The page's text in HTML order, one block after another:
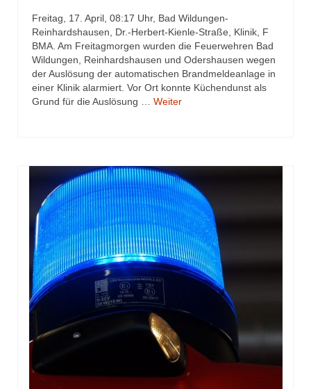
Jahresrückblick 2020
Jahresrückblick 2021
Jahresrückblick 2022
Tag der offenen Tür 2015
Tag der offenen Tür 2018
Tag der offenen Tür 2022
Freitag, 17. April, 08:17 Uhr, Bad Wildungen-
Reinhardshausen, Dr.-Herbert-Kienle-Straße, Klinik, F
BMA. Am Freitagmorgen wurden die Feuerwehren Bad
Wildungen, Reinhardshausen und Odershausen wegen
der Auslösung der automatischen Brandmeldeanlage in
einer Klinik alarmiert. Vor Ort konnte Küchendunst als
Grund für die Auslösung … Weiter